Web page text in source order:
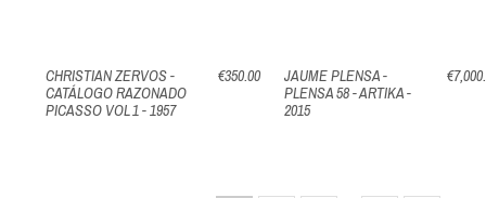
CHRISTIAN ZERVOS -
CATÁLOGO RAZONADO
PICASSO VOL 1 - 1957
€350.00
JAUME PLENSA -
PLENSA 58 - ARTIKA -
2015